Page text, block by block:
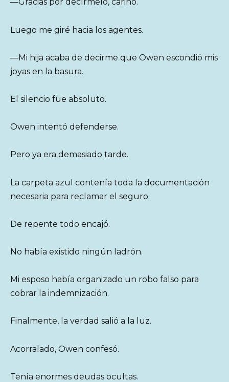
—Gracias por decírmelo, cariño.
Luego me giré hacia los agentes.
—Mi hija acaba de decirme que Owen escondió mis
joyas en la basura.
El silencio fue absoluto.
Owen intentó defenderse.
Pero ya era demasiado tarde.
La carpeta azul contenía toda la documentación
necesaria para reclamar el seguro.
De repente todo encajó.
No había existido ningún ladrón.
Mi esposo había organizado un robo falso para
cobrar la indemnización.
Finalmente, la verdad salió a la luz.
Acorralado, Owen confesó.
Tenía enormes deudas ocultas.